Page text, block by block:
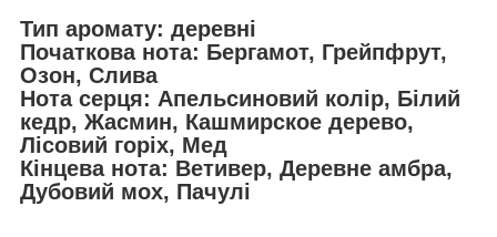
Тип аромату: деревні
Початкова нота: Бергамот, Грейпфрут,
Озон, Слива
Нота серця: Апельсиновий колір, Білий
кедр, Жасмин, Кашмирское дерево,
Лісовий горіх, Мед
Кінцева нота: Ветивер, Деревне амбра,
Дубовий мох, Пачулі